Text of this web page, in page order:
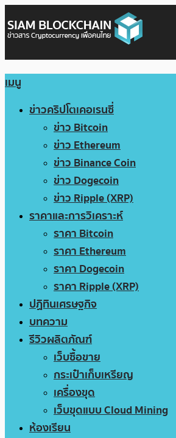
เมนู
ข่าวคริปโตเคอเรนซี่
ข่าว Bitcoin
ข่าว Ethereum
ข่าว Binance Coin
ข่าว Dogecoin
ข่าว Ripple (XRP)
ราคาและการวิเคราะห์
ราคา Bitcoin
ราคา Ethereum
ราคา Dogecoin
ราคา Ripple (XRP)
ปฏิทินเศรษฐกิจ
บทความ
รีวิวผลิตภัณฑ์
เว็บซื้อขาย
กระเป๋าเก็บเหรียญ
เครื่องขุด
เว็บขุดแบบ Cloud Mining
ห้องเรียน